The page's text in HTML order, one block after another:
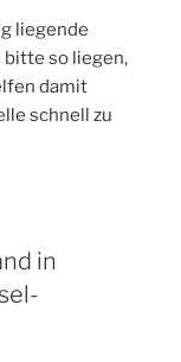
liegende
bitte so liegen,
damit
schnell zu
in